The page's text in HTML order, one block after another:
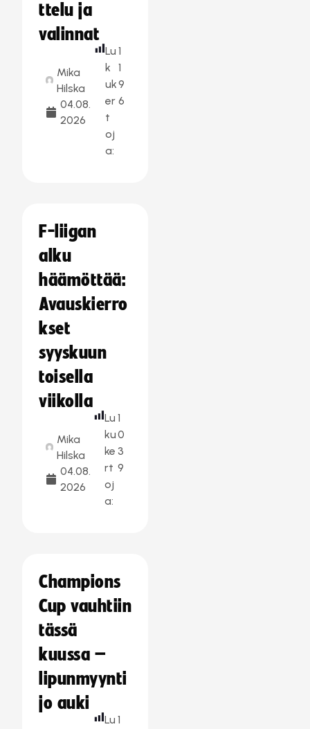
ttelu ja
valinnat
Mika
Hilska
04.08.
2026
Lu
k
uk
er
t
oj
a:
1
1
9
6
F-liigan
alku
häämöttää:
Avauskierro
kset
syyskuun
toisella
viikolla
Mika
Hilska
04.08.
2026
Lu
ku
ke
rt
oj
a:
1
0
3
9
Champions
Cup vauhtiin
tässä
kuussa –
lipunmyynti
jo auki
Lu 1